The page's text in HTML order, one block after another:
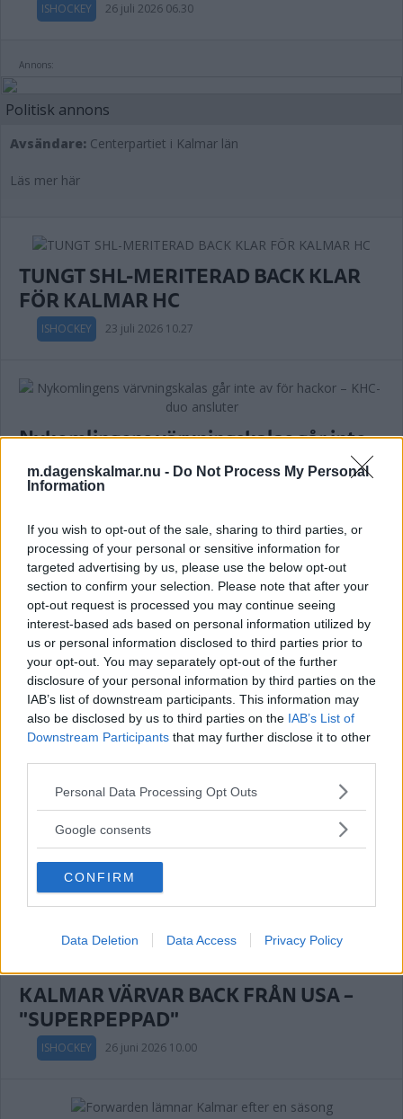
m.dagenskalmar.nu - Do Not Process My Personal
Information
If you wish to opt-out of the sale, sharing to third parties, or
processing of your personal or sensitive information for
targeted advertising by us, please use the below opt-out
section to confirm your selection. Please note that after your
opt-out request is processed you may continue seeing
interest-based ads based on personal information utilized by
us or personal information disclosed to third parties prior to
your opt-out. You may separately opt-out of the further
disclosure of your personal information by third parties on the
IAB’s list of downstream participants. This information may
also be disclosed by us to third parties on the IAB’s List of
Downstream Participants that may further disclose it to other
Please note that this website/app uses one or more Google
not limited to your visit or usage behaviour. You may click to
use your data for below specified purposes in below Google
consent section.
Personal Data Processing Opt Outs
Google consents
CONFIRM
Data Deletion Data Access Privacy Policy
ISHOCKEY 26 juli 2026 06.30
Annons:
Politisk annons
Avsändare: Centerpartiet i Kalmar län
Läs mer här
TUNGT SHL-MERITERAD BACK KLAR
FÖR KALMAR HC
ISHOCKEY 23 juli 2026 10.27
Nykomlingens värvningskalas går inte
av för hackor – KHC-duo ansluter
ISHOCKEY
Annons:
VH BEVILJAS ELITLICENS – FÅR
DISPENS FRÅN ARENAKRAVET
ISHOCKEY 06 juli 2026 20.05
LÅNET BEKRÄFTAT – HAN ANSLUTER
TILL VIMMERBY
ISHOCKEY 29 juni 2026 11.15
Annons:
KALMAR VÄRVAR BACK FRÅN USA –
"SUPERPEPPAD"
ISHOCKEY 26 juni 2026 10.00